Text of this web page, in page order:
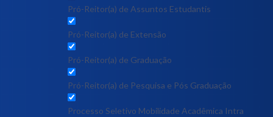
Pró-Reitor(a) de Assuntos Estudantis
Pró-Reitor(a) de Extensão
Pró-Reitor(a) de Graduação
Pró-Reitor(a) de Pesquisa e Pós Graduação
Processo Seletivo Mobilidade Acadêmica Intra